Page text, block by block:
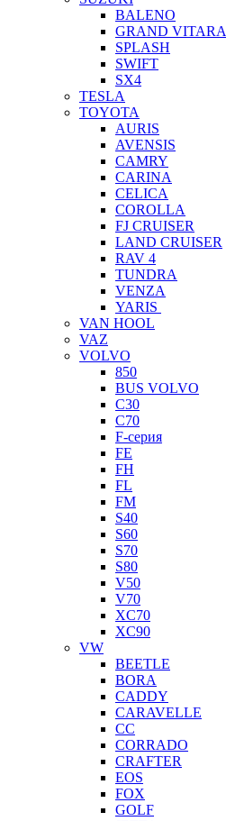
BALENO
GRAND VITARA
SPLASH
SWIFT
SX4
TESLA
TOYOTA
AURIS
AVENSIS
CAMRY
CARINA
CELICA
COROLLA
FJ CRUISER
LAND CRUISER
RAV 4
TUNDRA
VENZA
YARIS
VAN HOOL
VAZ
VOLVO
850
BUS VOLVO
C30
C70
F-серия
FE
FH
FL
FM
S40
S60
S70
S80
V50
V70
XC70
XC90
VW
BEETLE
BORA
CADDY
CARAVELLE
CC
CORRADO
CRAFTER
EOS
FOX
GOLF